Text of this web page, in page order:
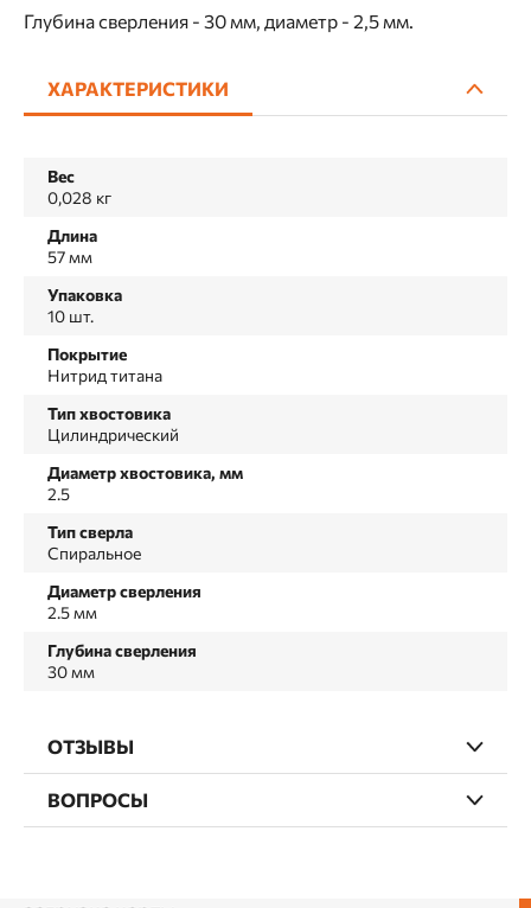
Глубина сверления - 30 мм, диаметр - 2,5 мм.
ХАРАКТЕРИСТИКИ
Вес
0,028 кг
Длина
57 мм
Упаковка
10 шт.
Покрытие
Нитрид титана
Тип хвостовика
Цилиндрический
Диаметр хвостовика, мм
2.5
Тип сверла
Спиральное
Диаметр сверления
2.5 мм
Глубина сверления
30 мм
ОТЗЫВЫ
ВОПРОСЫ